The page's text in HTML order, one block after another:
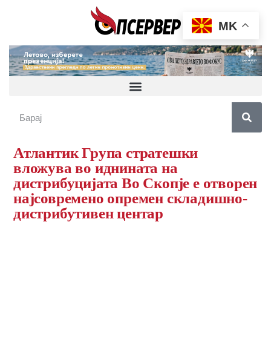
Атлантик Група стратешки
вложува во иднината на
дистрибуцијата Во Скопје е отворен
најсовремено опремен складишно-
дистрибутивен центар
MK